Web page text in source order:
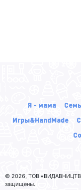
Я - мама
Игры&HandMade
© 2026, ТОВ
защищены.